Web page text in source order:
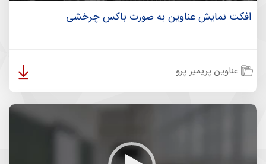
افکت نمایش عناوین به صورت باکس چرخشی
عناوین پریمیر پرو